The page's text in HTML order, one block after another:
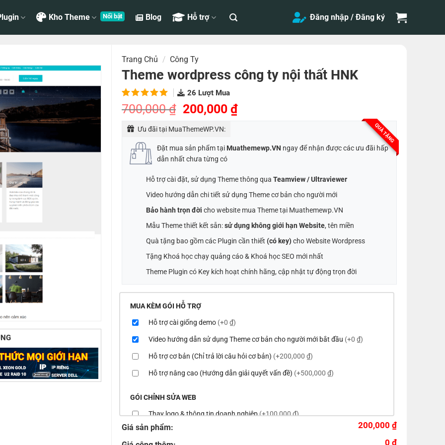
Kho Theme Blog Hỗ trợ Đăng nhập / Đăng ký
Trang Chủ / Công Ty
Theme wordpress công ty nội thất HNK
5.00trên
5 dựa
1
giá
26 Lượt Mua
700,000₫ Giá
là:
700,000 ₫.
200,000 ₫Giá
hiện
là:
200,000 ₫.
QUÀ TẶNG
Ưu đãi tại MuaThemeWP.VN:
Đặt mua sản phẩm tại Muathemewp.VN ngay để nhận được các ưu đãi hấp
dẫn nhất chưa từng có
Hỗ trợ cài đặt, sử dụng Theme thông qua Teamview / Ultraviewer
Video hướng dẫn chi tiết sử dụng Theme cơ bản cho người mới
Bảo hành trọn đời cho website mua Theme tại Muathemewp.VN
Mẫu Theme thiết kết sẵn:sử dụng không giới hạn Website, tên miền
Quà tặng bao gồm các Plugin cần thiết (có key)cho Website Wordpress
Tặng Khoá học chạy quảng cáo & Khoá học SEO mới nhất
Theme Plugin có Key kích hoạt chính hãng, cập nhật tự động trọn đời
MUA KÈM GÓI HỖ TRỢ
Hỗ trợ cài giống demo (+0 ₫)
Video hướng dẫn sử dụng Theme cơ bản cho người mới bắt đầu (+0 ₫)
Hỗ trợ cơ bản (Chỉ trả lời câu hỏi cơ bản) (+200,000 ₫)
Hỗ trợ nâng cao (Hướng dẫn giải quyết vấn đề) (+500,000 ₫)
GÓI CHỈNH SỬA WEB
Thay logo & thông tin doanh nghiệp(+100,000 ₫)
Đổi màu chủ đạo của theme theo tông màu của logo
Giá sản phẩm: 200,000 ₫
0 ₫